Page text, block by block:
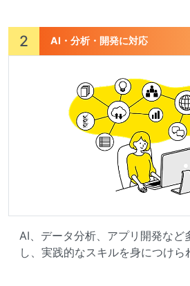
2 AI・分析・開発に対応
AI、データ分析、アプリ開発など
し、実践的なスキルを身につけら